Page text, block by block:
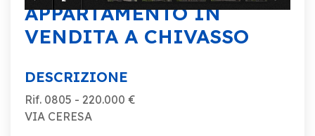
APPARTAMENTO IN
VENDITA A CHIVASSO
DESCRIZIONE
Rif. 0805 - 220.000 €
VIA CERESA